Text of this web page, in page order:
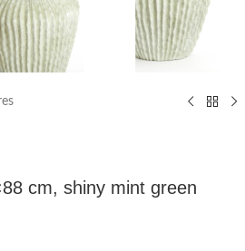
cm, shiny mint green